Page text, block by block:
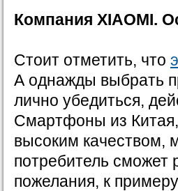
Компания XIAOMI.
Стоит отметить, что
А однажды выбрать
лично убедиться,
Смартфоны из
высоким качеством,
потребитель сможет
пожелания, к